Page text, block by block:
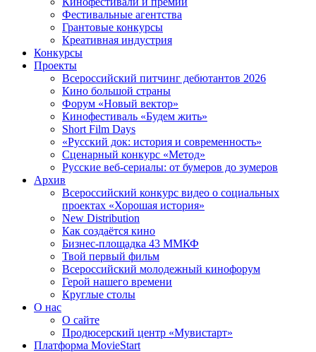
Фестивальные агентства
Грантовые конкурсы
Креативная индустрия
Конкурсы
Проекты
Всероссийский питчинг дебютантов 2026
Кино большой страны
Форум «Новый вектор»
Кинофестиваль «Будем жить»
Short Film Days
«Русский док: история и современность»
Сценарный конкурс «Метод»
Русские веб-сериалы: от бумеров до зумеров
Архив
Всероссийский конкурс видео о социальных
проектах «Хорошая история»
New Distribution
Как создаётся кино
Бизнес-площадка 43 ММКФ
Твой первый фильм
Всероссийский молодежный кинофорум
Герой нашего времени
Круглые столы
О нас
О сайте
Продюсерский центр «Мувистарт»
Платформа MovieStart